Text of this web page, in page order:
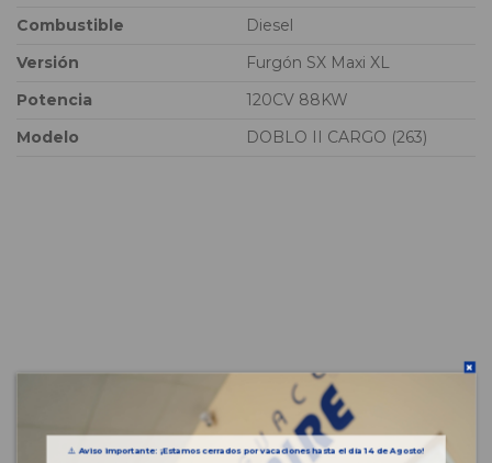
Combustible
Diesel
Versión
Furgón SX Maxi XL
Potencia
120CV 88KW
Modelo
DOBLO II CARGO (263)
⚠️Aviso importante: ¡Estamos cerrados por vacaciones hasta el día 14 de Agosto!